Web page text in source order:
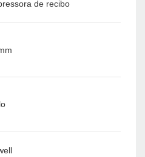
de recibo